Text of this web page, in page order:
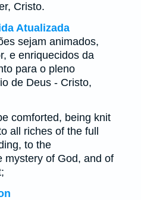
Cristo.
Atualizada
sejam animados,
e enriquecidos da
para o pleno
de Deus - Cristo,
comforted, being knit
all riches of the full
to the
mystery of God, and of